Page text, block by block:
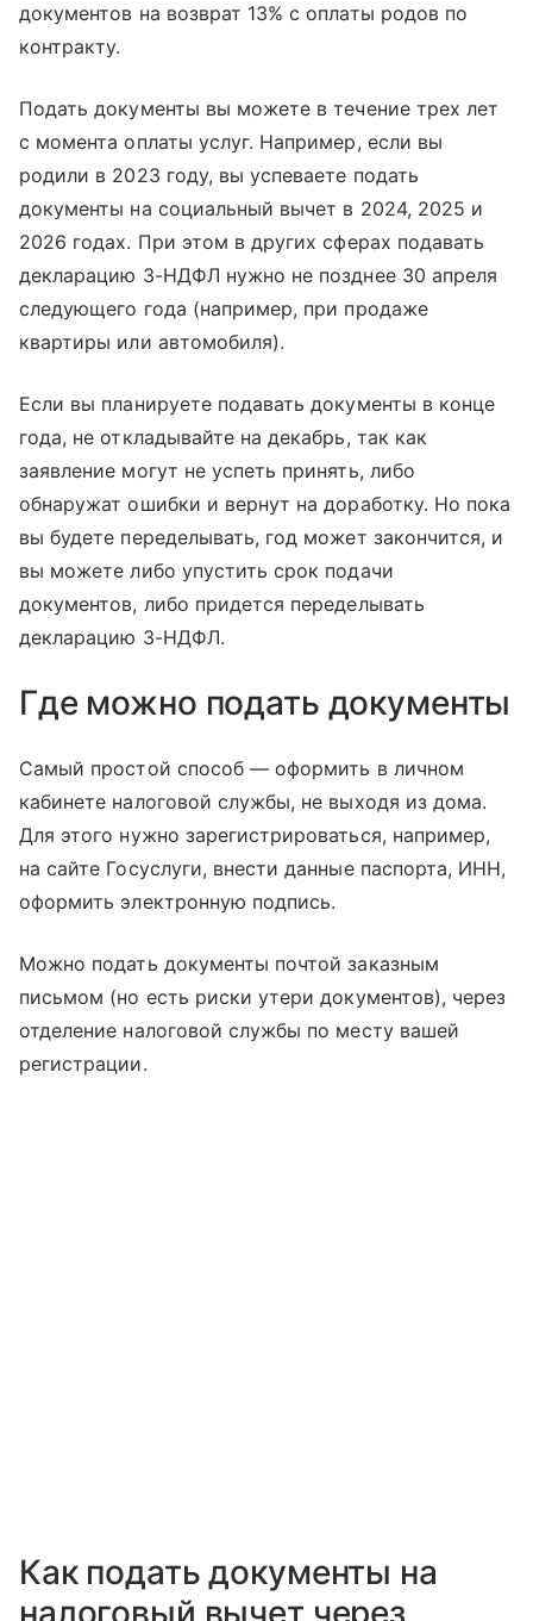
документов на возврат 13% с оплаты родов по
контракту.
Подать документы вы можете в течение трех лет
с момента оплаты услуг. Например, если вы
родили в 2023 году, вы успеваете подать
документы на социальный вычет в 2024, 2025 и
2026 годах. При этом в других сферах подавать
декларацию 3-НДФЛ нужно не позднее 30 апреля
следующего года (например, при продаже
квартиры или автомобиля).
Если вы планируете подавать документы в конце
года, не откладывайте на декабрь, так как
заявление могут не успеть принять, либо
обнаружат ошибки и вернут на доработку. Но пока
вы будете переделывать, год может закончится, и
вы можете либо упустить срок подачи
документов, либо придется переделывать
декларацию 3-НДФЛ.
Где можно подать документы
Самый простой способ — оформить в личном
кабинете налоговой службы, не выходя из дома.
Для этого нужно зарегистрироваться, например,
на сайте Госуслуги, внести данные паспорта, ИНН,
оформить электронную подпись.
Можно подать документы почтой заказным
письмом (но есть риски утери документов), через
отделение налоговой службы по месту вашей
регистрации.
Как подать документы на